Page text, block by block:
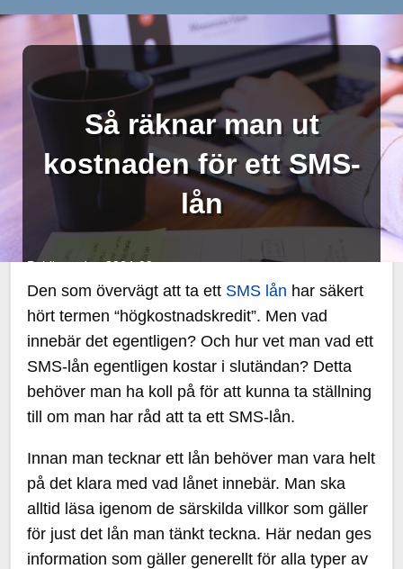
Så räknar man ut
kostnaden för ett SMS-
lån
Publicerad: 2024-09-
Den som övervägt att ta ett SMS lån har säkert
hört termen “högkostnadskredit”. Men vad
innebär det egentligen? Och hur vet man vad ett
SMS-lån egentligen kostar i slutändan? Detta
behöver man ha koll på för att kunna ta ställning
till om man har råd att ta ett SMS-lån.
Innan man tecknar ett lån behöver man vara helt
på det klara med vad lånet innebär. Man ska
alltid läsa igenom de särskilda villkor som gäller
för just det lån man tänkt teckna. Här nedan ges
information som gäller generellt för alla typer av